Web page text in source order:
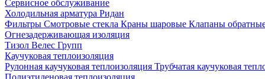
Сервисное обслуживание
Холодильная арматура Ридан
Фильтры Смотровые стекла Краны шаровые Клапаны
Огнезадерживающая изоляция
Тизол Велес Групп
Каучуковая теплоизоляция
Рулонная каучуковая теплоизоляция Трубчатая каучуковая
Полиэтиленовая теплоизоляция